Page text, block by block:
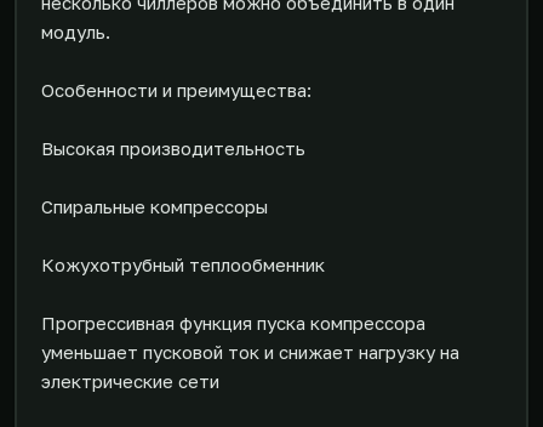
модуль.
Особенности и преимущества:
Высокая производительность
Спиральные компрессоры
Кожухотрубный теплообменник
Прогрессивная функция пуска компрессора
уменьшает пусковой ток и снижает нагрузку на
электрические сети